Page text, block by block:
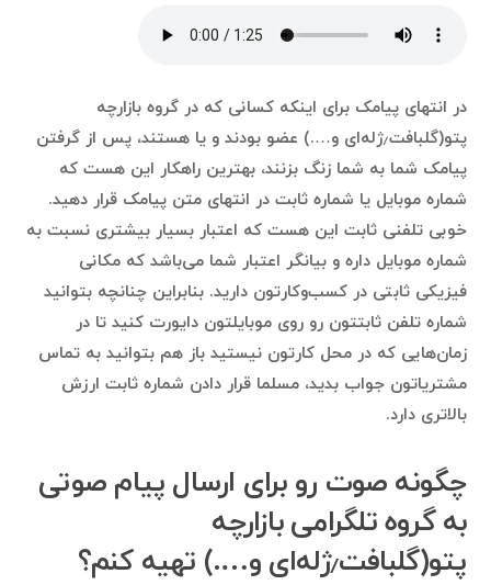
در انتهای پیامک برای اینکه کسانی که در گروه بازارچه
پتو(گلبافت٫ژله‌ای و….) عضو بودند و یا هستند، پس از گرفتن
پیامک شما به شما زنگ بزنند، بهترین راهکار این هست که
شماره موبایل یا شماره ثابت در انتهای متن پیامک قرار دهید.
خوبی تلفنی ثابت این هست که اعتبار بسیار بیشتری نسبت به
شماره موبایل داره و بیانگر اعتبار شما می‌باشد که مکانی
فیزیکی ثابتی در کسب‌وکارتون دارید. بنابراین چنانچه بتوانید
شماره تلفن ثابتتون رو روی موبایلتون دایورت کنید تا در
زمان‌هایی که در محل کارتون نیستید باز هم بتوانید به تماس
مشتریاتون جواب بدید، مسلما قرار دادن شماره ثابت ارزش
بالاتری دارد.
چگونه صوت رو برای ارسال پیام صوتی
به گروه تلگرامی بازارچه
پتو(گلبافت٫ژله‌ای و….) تهیه کنم؟